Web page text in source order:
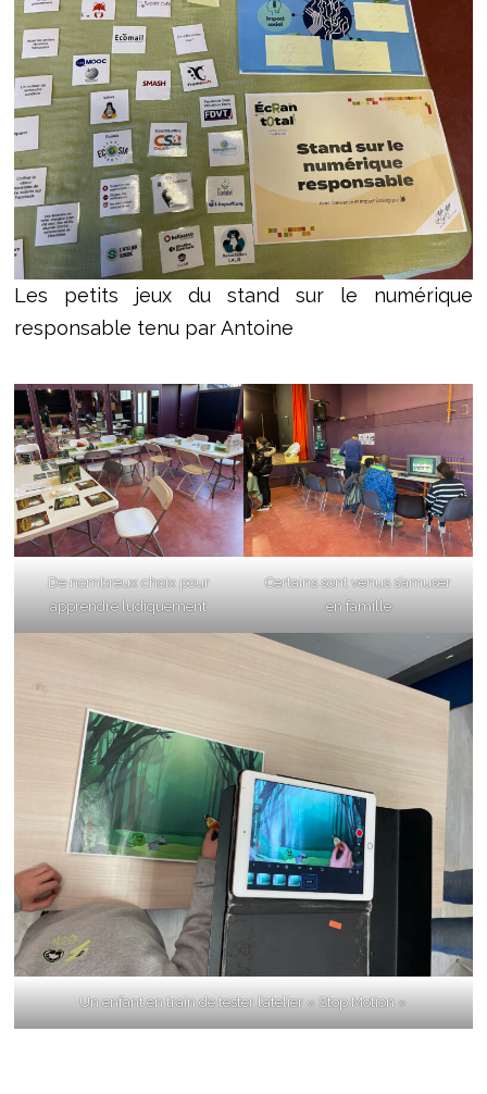
Les petits jeux du stand sur le numérique
responsable tenu par Antoine
De nombreux choix pour
apprendre ludiquement
Certains sont venus s’amuser
en famille
Un enfant en train de tester l’atelier « Stop Motion »